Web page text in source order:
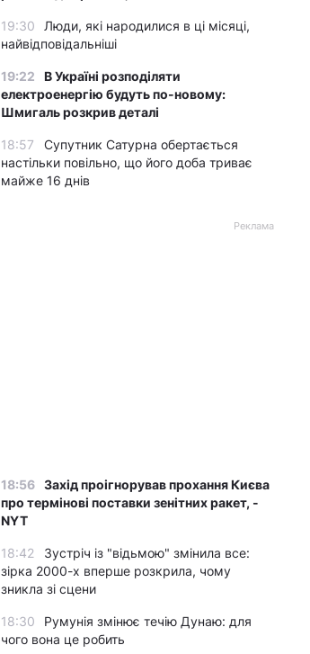
19:30
Люди, які народилися в ці місяці,
найвідповідальніші
19:22
В Україні розподіляти
електроенергію будуть по-новому:
Шмигаль розкрив деталі
18:57
Супутник Сатурна обертається
настільки повільно, що його доба триває
майже 16 днів
Реклама
18:56 Захід проігнорував прохання Києва
про термінові поставки зенітних ракет, -
NYT
18:42
Зустріч із "відьмою" змінила все:
зірка 2000-х вперше розкрила, чому
зникла зі сцени
18:30
Румунія змінює течію Дунаю: для
чого вона це робить